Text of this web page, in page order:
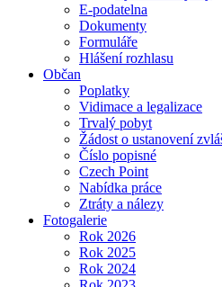
E-podatelna
Dokumenty
Formuláře
Hlášení rozhlasu
Občan
Poplatky
Vidimace a legalizace
Trvalý pobyt
Žádost o ustanovení
Číslo popisné
Czech Point
Nabídka práce
Ztráty a nálezy
Fotogalerie
Rok 2026
Rok 2025
Rok 2024